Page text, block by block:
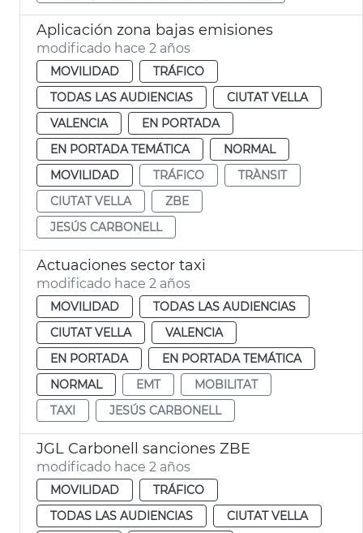
Aplicación zona bajas emisiones
modificado hace 2 años
MOVILIDAD
TRÁFICO
TODAS LAS AUDIENCIAS
CIUTAT VELLA
VALENCIA
EN PORTADA
EN PORTADA TEMÁTICA
NORMAL
MOVILIDAD
TRÁFICO
TRÀNSIT
CIUTAT VELLA
ZBE
JESÚS CARBONELL
Actuaciones sector taxi
modificado hace 2 años
MOVILIDAD
TODAS LAS AUDIENCIAS
CIUTAT VELLA
VALENCIA
EN PORTADA
EN PORTADA TEMÁTICA
NORMAL
EMT
MOBILITAT
TAXI
JESÚS CARBONELL
JGL Carbonell sanciones ZBE
modificado hace 2 años
MOVILIDAD
TRÁFICO
TODAS LAS AUDIENCIAS
CIUTAT VELLA